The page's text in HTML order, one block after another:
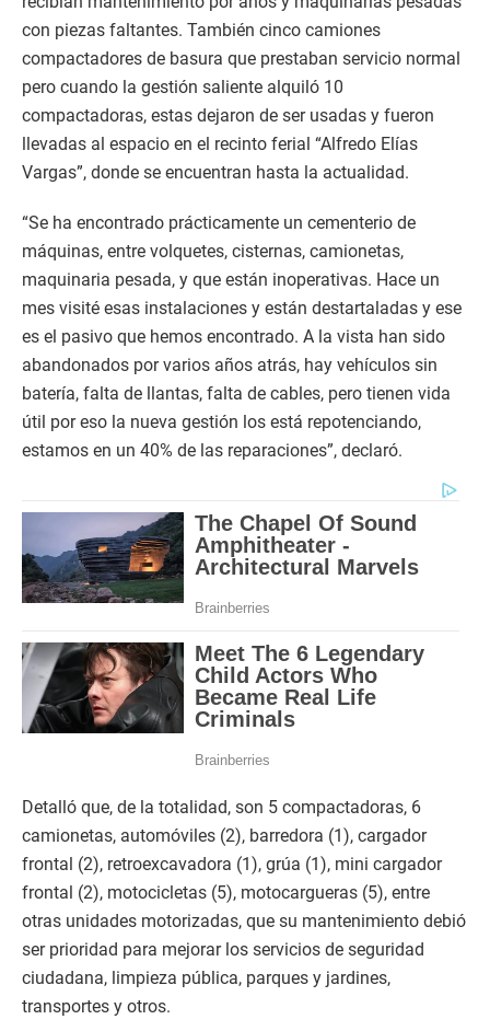
con piezas faltantes. También cinco camiones
compactadores de basura que prestaban servicio normal
pero cuando la gestión saliente alquiló 10
compactadoras, estas dejaron de ser usadas y fueron
llevadas al espacio en el recinto ferial “Alfredo Elías
Vargas”, donde se encuentran hasta la actualidad.
“Se ha encontrado prácticamente un cementerio de
máquinas, entre volquetes, cisternas, camionetas,
maquinaria pesada, y que están inoperativas. Hace un
mes visité esas instalaciones y están destartaladas y ese
es el pasivo que hemos encontrado. A la vista han sido
abandonados por varios años atrás, hay vehículos sin
batería, falta de llantas, falta de cables, pero tienen vida
útil por eso la nueva gestión los está repotenciando,
estamos en un 40% de las reparaciones”, declaró.
Detalló que, de la totalidad, son 5 compactadoras, 6
camionetas, automóviles (2), barredora (1), cargador
frontal (2), retroexcavadora (1), grúa (1), mini cargador
frontal (2), motocicletas (5), motocargueras (5), entre
otras unidades motorizadas, que su mantenimiento debió
ser prioridad para mejorar los servicios de seguridad
ciudadana, limpieza pública, parques y jardines,
transportes y otros.